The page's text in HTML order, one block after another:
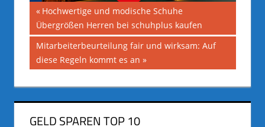
Beitragsnavigation
Vorheriger
Beitrag:
Hochwertige und modische Schuhe
Übergrößen Herren bei schuhplus kaufen
Nächster
Beitrag:
Mitarbeiterbeurteilung fair und wirksam: Auf
diese Regeln kommt es an
GELD SPAREN TOP 10